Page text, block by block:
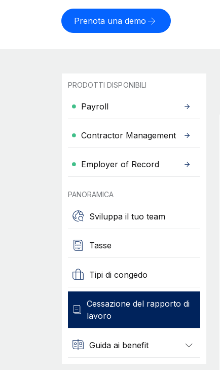
Prenota una demo
PRODOTTI DISPONIBILI
Payroll
Contractor Management
Employer of Record
PANORAMICA
Sviluppa il tuo team
Tasse
Tipi di congedo
Cessazione del rapporto di
lavoro
Guida ai benefit